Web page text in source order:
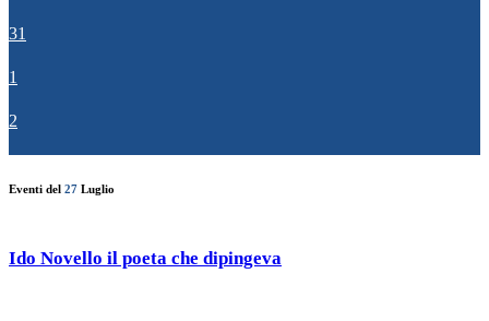
31
1
2
Eventi del 27 Luglio
Ido Novello il poeta che dipingeva